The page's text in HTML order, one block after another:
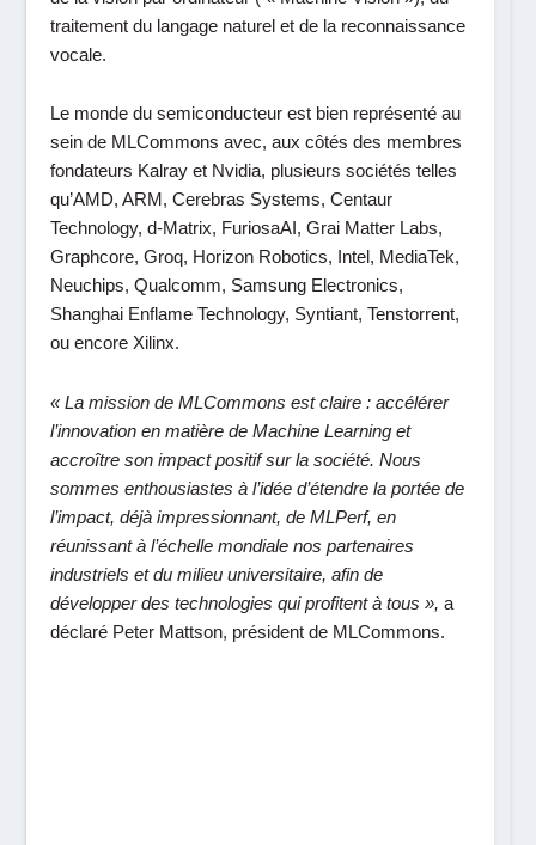
traitement du langage naturel et de la reconnaissance
vocale.
Le monde du semiconducteur est bien représenté au
sein de MLCommons avec, aux côtés des membres
fondateurs Kalray et Nvidia, plusieurs sociétés telles
qu’AMD, ARM, Cerebras Systems, Centaur
Technology, d-Matrix, FuriosaAI, Grai Matter Labs,
Graphcore, Groq, Horizon Robotics, Intel, MediaTek,
Neuchips, Qualcomm, Samsung Electronics,
Shanghai Enflame Technology, Syntiant, Tenstorrent,
ou encore Xilinx.
« La mission de MLCommons est claire : accélérer
l’innovation en matière de Machine Learning et
accroître son impact positif sur la société. Nous
sommes enthousiastes à l’idée d’étendre la portée de
l’impact, déjà impressionnant, de MLPerf, en
réunissant à l’échelle mondiale nos partenaires
industriels et du milieu universitaire, afin de
développer des technologies qui profitent à tous »,a
déclaré Peter Mattson, président de MLCommons.